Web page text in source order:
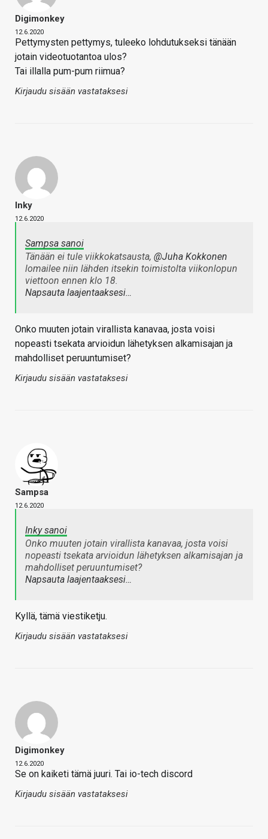
Digimonkey
12.6.2020
Pettymysten pettymys, tuleeko lohdutukseksi tänään
jotain videotuotantoa ulos?
Tai illalla pum-pum riimua?
Kirjaudu sisään vastataksesi
Inky
12.6.2020
Sampsa sanoi
Tänään ei tule viikkokatsausta, @Juha Kokkonen
lomailee niin lähden itsekin toimistolta viikonlopun
viettoon ennen klo 18.
Napsauta laajentaaksesi…
Onko muuten jotain virallista kanavaa, josta voisi
nopeasti tsekata arvioidun lähetyksen alkamisajan ja
mahdolliset peruuntumiset?
Kirjaudu sisään vastataksesi
Sampsa
12.6.2020
Inky sanoi
Onko muuten jotain virallista kanavaa, josta voisi
nopeasti tsekata arvioidun lähetyksen alkamisajan ja
mahdolliset peruuntumiset?
Napsauta laajentaaksesi…
Kyllä, tämä viestiketju.
Kirjaudu sisään vastataksesi
Digimonkey
12.6.2020
Se on kaiketi tämä juuri. Tai io-tech discord
Kirjaudu sisään vastataksesi